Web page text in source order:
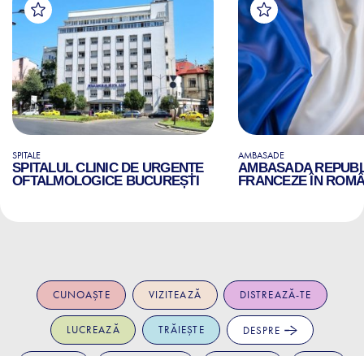
SPITALE
SPITALUL CLINIC DE URGENȚE
OFTALMOLOGICE BUCUREȘTI
AMBASADE
AMBASADA
FRANCEZE ÎN
CUNOAȘTE VIZITEAZĂ DISTREAZĂ-TE
LUCREAZĂ TRĂIEȘTE DESPRE